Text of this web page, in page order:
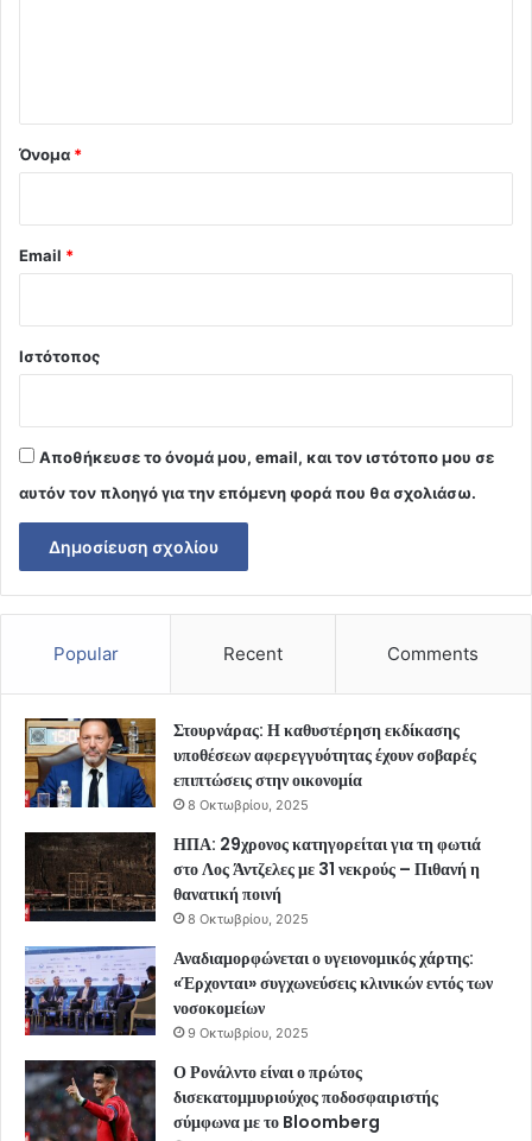
Όνομα *
Email *
Ιστότοπος
Αποθήκευσε το όνομά μου, email, και τον ιστότοπο μου σε
αυτόν τον πλοηγό για την επόμενη φορά που θα σχολιάσω.
Popular Recent Comments
Στουρνάρας: Η καθυστέρηση εκδίκασης
υποθέσεων αφερεγγυότητας έχουν σοβαρές
επιπτώσεις στην οικονομία
8 Οκτωβρίου, 2025
ΗΠΑ: 29χρονος κατηγορείται για τη φωτιά
στο Λος Άντζελες με 31 νεκρούς – Πιθανή η
θανατική ποινή
8 Οκτωβρίου, 2025
Αναδιαμορφώνεται ο υγειονομικός χάρτης:
«Έρχονται» συγχωνεύσεις κλινικών εντός των
νοσοκομείων
9 Οκτωβρίου, 2025
Ο Ρονάλντο είναι ο πρώτος
δισεκατομμυριούχος ποδοσφαιριστής
σύμφωνα με το Bloomberg